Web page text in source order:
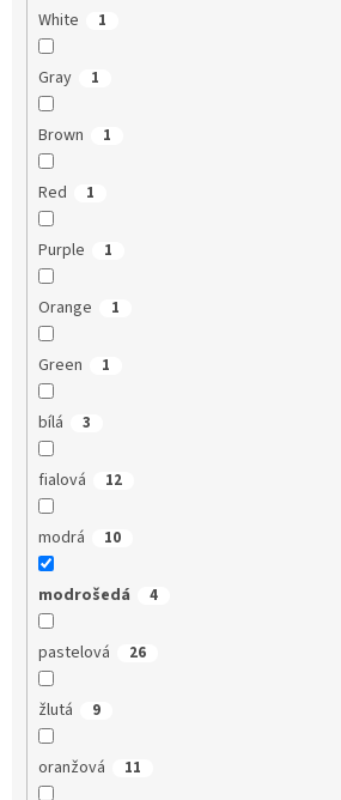
White 1
Gray 1
Brown 1
Red 1
Purple 1
Orange 1
Green 1
bílá 3
fialová 12
modrá 10
modrošedá 4
pastelová 26
žlutá 9
oranžová 11